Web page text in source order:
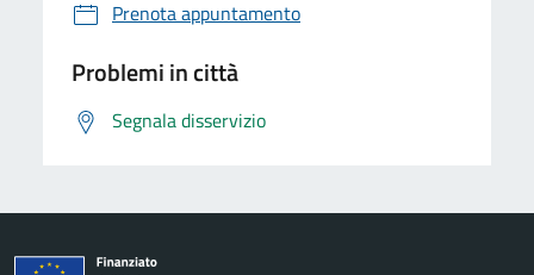
Prenota appuntamento
Problemi in città
Segnala disservizio